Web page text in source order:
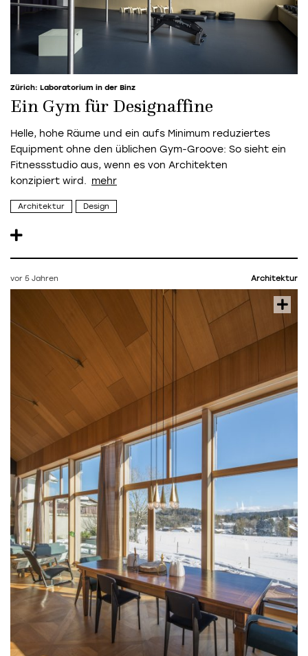
Zürich: Laboratorium in der Binz
Ein Gym für Designaffine
Helle, hohe Räume und ein aufs Minimum reduziertes
Equipment ohne den üblichen Gym-Groove: So sieht ein
Fitnessstudio aus, wenn es von Architekten
konzipiert wird.
Architektur Design
vor 5 Jahren Architektur